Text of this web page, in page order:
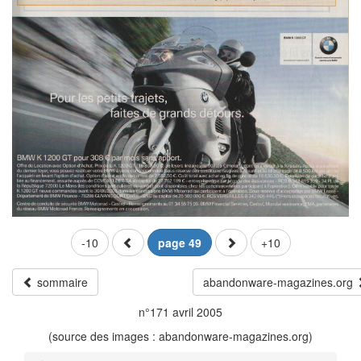
-10 page 49 +10
sommaire
abandonware-magazines.org
n°171 avril 2005
(source des images : abandonware-magazines.org)